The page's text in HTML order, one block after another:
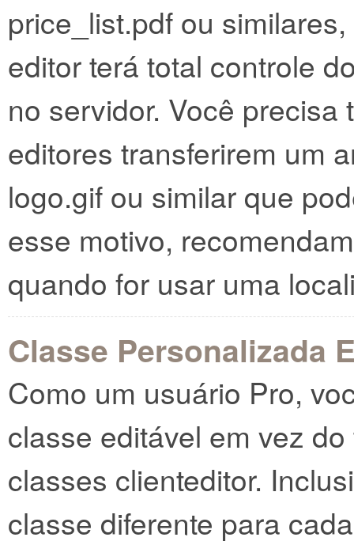
price_list.pdf ou
editor terá total controle
no servidor. Você
editores transferirem um
logo.gif ou similar que
esse motivo,
quando for usar uma
Classe Personalizada
Como um usuário Pro,
classe editável em vez
classes clienteditor.
classe diferente para